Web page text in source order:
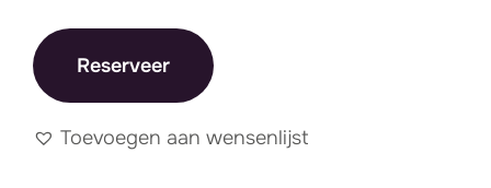
Reserveer
Toevoegen aan wensenlijst